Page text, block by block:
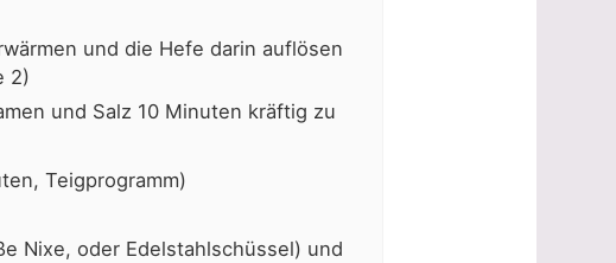
und die Hefe darin auflösen
2)
und Salz 10 Minuten kräftig zu
Teigprogramm)
Nixe, oder Edelstahlschüssel) und